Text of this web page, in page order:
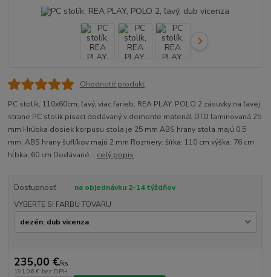
Ohodnotiť produkt
PC stolík, 110x60cm, ľavý, viac farieb, REA PLAY, POLO 2 zásuvky na ľavej
strane PC stolík písací dodávaný v demonte materiál DTD laminovaná 25
mm Hrúbka dosiek korpusu stola je 25 mm ABS hrany stola majú 0,5
mm, ABS hrany šuflíkov majú 2 mm Rozmery: šírka: 110 cm výška: 76 cm
hĺbka: 60 cm Dodávané... celý popis
Dostupnosť
na objednávku 2-14 týždňov
VYBERTE SI FARBU TOVARU
235,00 €/ks
191,06 € bez DPH